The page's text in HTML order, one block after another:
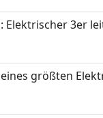
3er
größten